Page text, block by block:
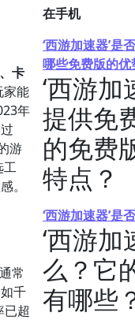
卡
家能
年
游
工
。
常
千
超
在手机
‘西游加速器’是
哪些免费版的优
‘西游加
提供免
的免费
特点？
‘西游加速器’是
‘西游加
么？它
有哪些